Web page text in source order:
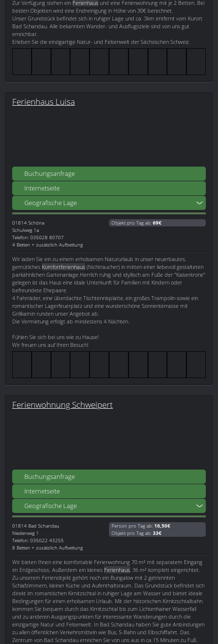
Zur Verfügung stehen ein Ferienhaus und eine Ferienwohnung mit je 2 Betten. Bei
beiden Objekten wird eine Endreinigung in Höhe von 30€ berechnet.
Unser Grundstück befindet sich in ruhiger Lage und ca. 3km entfernt vom Kurort
Bad Schandau. Alle bekannten Wander- und Ausflugsziele sind von uns gut
erreichbar.
Erleben Sie die einzigartige Natur- und Felsenwelt der Sächsischen Schweiz.
Ferienhaus Luisa
Buchungsanfrage
Internetseite
Geografische Lage
01814 Schöna
Schulweg 1a
Telefon: 035028 80707
4 Betten + zusätzlich Aufbettung
Objekt pro Tag ab: 69€
Wir laden Sie ein zu einem erholsamen Natururlaub in unser neuerbautes,
gemütliches Komfortferienhaus (Nichtraucher) in mitten einer liebevoll gestalteten
parkähnlichen Gartenanlage.Herrlich ruhig und idyllisch am Fuße der "Kaiserkrone"
gelegen ist das Haus eine idale Unterkunft für Familien mit Kindern oder
befreundete Ehepaare.
4 Fahrräder, eine überdachte Tischtennisplatte, ein großes Trampolin sowie ein
romantischer Lagerfeuerplatz und eine wunderschöne Sonnenterrasse mit
Grillkamin runden unser Angebot ab.
Die Vermietung erfolgt ab mindestens 4 Nächten.
Fühlen Sie sich bei uns wie zu Hause!
Wir freuen uns auf Ihren Besuch!
Ferienwohnung Schweipert
Buchungsanfrage
Internetseite
Geografische Lage
01814 Bad Schandau
Niederweg 1
Telefon: 035022 43255
8 Betten + zusätzlich Aufbettung
Person pro Tag ab: 16,50€
Objekt pro Tag ab: 33€
Wir bieten Ihnen eine komfortable Ferienwohnung 70 m² mit separatem Eingang
im Erdgeschoss. Außerdem ein kleines Ferienhaus , 36 m² komplett eingerichtet.
Zu unserem Ferienobjekt gehört noch ein Bungalow mit 2 getrennten
Schlafzimmern, kleiner Küche und Aufenthaltsraum. Das Grundstück befindet sich
direkt im romantischen Kirnitzschtal in ruhiger Lage am Wasser und bietet ideale
Bedingungen für einen erholsamen Urlaub. Mit der historischen Kirnitzschtalbahn
kommen Sie bequem durch das Kirnitzschtal bis zum Lichtenhainer Wasserfall
und zu anderen Ausgangspunkten für interessante Wanderungen durch die
einzigartige Natur und Felsenwelt. In Bad Schandau haben Sie gute Anbindungen
zu allen öffentlichen Verkehrsmitteln wie Bus, S-Bahn und Elbschiffahrt. Das
Zentrum von Bad Schandau erreichen Sie von uns aus in ca.15 Minuten zu Fuß.